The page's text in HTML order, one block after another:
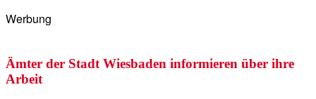
Werbung
Ämter der Stadt Wiesbaden informieren über ihre
Arbeit